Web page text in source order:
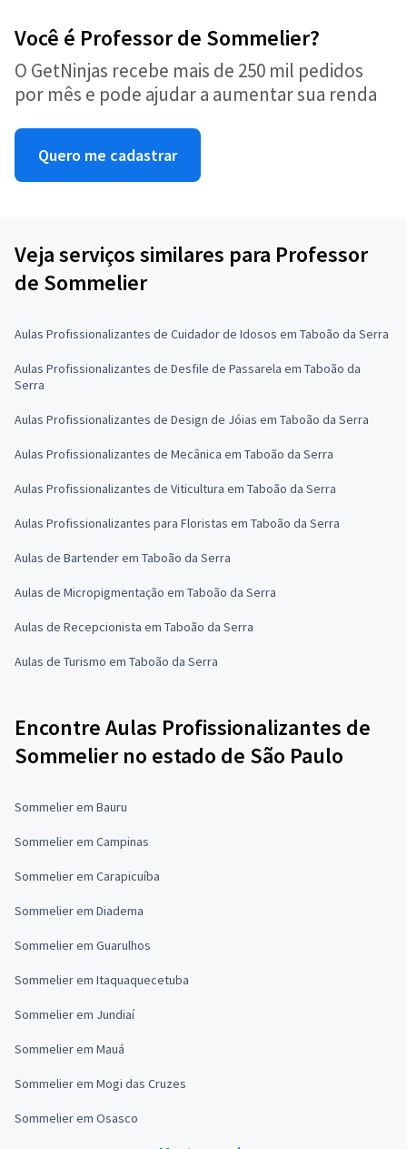
Você é Professor de Sommelier?
O GetNinjas recebe mais de 250 mil pedidos
por mês e pode ajudar a aumentar sua renda
Quero me cadastrar
Veja serviços similares para Professor
de Sommelier
Aulas Profissionalizantes de Cuidador de Idosos em Taboão da Serra
Aulas Profissionalizantes de Desfile de Passarela em Taboão da
Serra
Aulas Profissionalizantes de Design de Jóias em Taboão da Serra
Aulas Profissionalizantes de Mecânica em Taboão da Serra
Aulas Profissionalizantes de Viticultura em Taboão da Serra
Aulas Profissionalizantes para Floristas em Taboão da Serra
Aulas de Bartender em Taboão da Serra
Aulas de Micropigmentação em Taboão da Serra
Aulas de Recepcionista em Taboão da Serra
Aulas de Turismo em Taboão da Serra
Encontre Aulas Profissionalizantes de
Sommelier no estado de São Paulo
Sommelier em Bauru
Sommelier em Campinas
Sommelier em Carapicuíba
Sommelier em Diadema
Sommelier em Guarulhos
Sommelier em Itaquaquecetuba
Sommelier em Jundiaí
Sommelier em Mauá
Sommelier em Mogi das Cruzes
Sommelier em Osasco